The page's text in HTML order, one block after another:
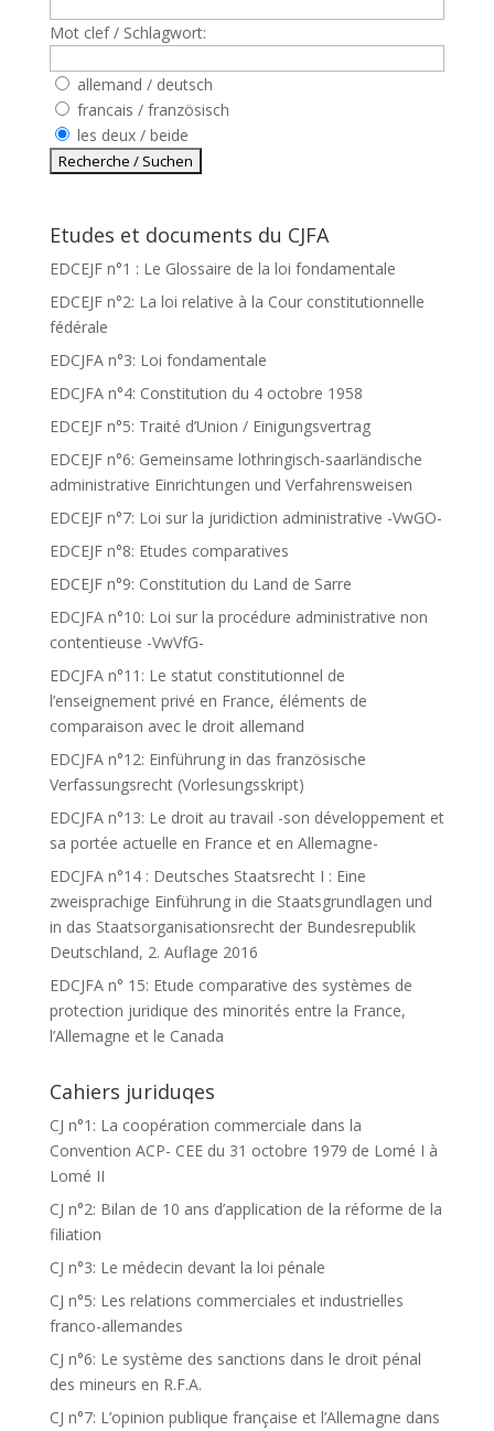
Mot clef / Schlagwort:
allemand / deutsch
francais / französisch
les deux / beide
Etudes et documents du CJFA
EDCEJF n°1 : Le Glossaire de la loi fondamentale
EDCEJF n°2: La loi relative à la Cour constitutionnelle
fédérale
EDCJFA n°3: Loi fondamentale
EDCJFA n°4: Constitution du 4 octobre 1958
EDCEJF n°5: Traité d’Union / Einigungsvertrag
EDCEJF n°6: Gemeinsame lothringisch-saarländische
administrative Einrichtungen und Verfahrensweisen
EDCEJF n°7: Loi sur la juridiction administrative -VwGO-
EDCEJF n°8: Etudes comparatives
EDCEJF n°9: Constitution du Land de Sarre
EDCJFA n°10: Loi sur la procédure administrative non
contentieuse -VwVfG-
EDCJFA n°11: Le statut constitutionnel de
l’enseignement privé en France, éléments de
comparaison avec le droit allemand
EDCJFA n°12: Einführung in das französische
Verfassungsrecht (Vorlesungsskript)
EDCJFA n°13: Le droit au travail -son développement et
sa portée actuelle en France et en Allemagne-
EDCJFA n°14 : Deutsches Staatsrecht I : Eine
zweisprachige Einführung in die Staatsgrundlagen und
in das Staatsorganisationsrecht der Bundesrepublik
Deutschland, 2. Auflage 2016
EDCJFA n° 15: Etude comparative des systèmes de
protection juridique des minorités entre la France,
l’Allemagne et le Canada
Cahiers juriduqes
CJ n°1: La coopération commerciale dans la
Convention ACP- CEE du 31 octobre 1979 de Lomé I à
Lomé II
CJ n°2: Bilan de 10 ans d’application de la réforme de la
filiation
CJ n°3: Le médecin devant la loi pénale
CJ n°5: Les relations commerciales et industrielles
franco-allemandes
CJ n°6: Le système des sanctions dans le droit pénal
des mineurs en R.F.A.
CJ n°7: L’opinion publique française et l’Allemagne dans